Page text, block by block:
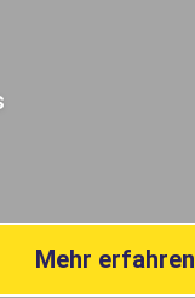
Mehr erfahren